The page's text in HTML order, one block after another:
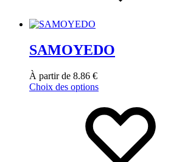
SAMOYEDO
À partir de 8.86 €
Choix des options